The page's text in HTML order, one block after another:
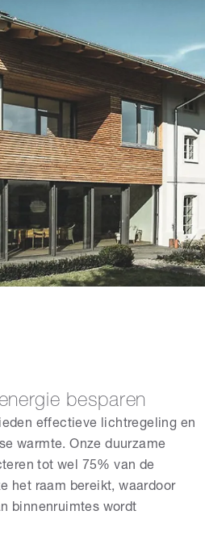
besparen
effectieve lichtregeling en
warmte. Onze duurzame
tot wel 75% van de
het raam bereikt, waardoor
binnenruimtes wordt